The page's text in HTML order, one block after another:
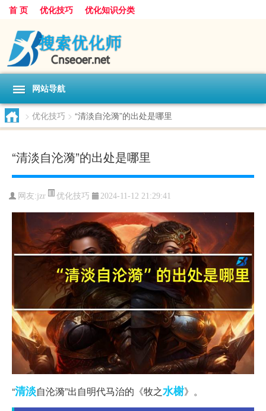
首 页 优化技巧 优化知识分类
网站导航
> 优化技巧 > “清淡自沦漪”的出处是哪里
“清淡自沦漪”的出处是哪里
网友:jzr 优化技巧 2024-11-12 21:29:41
“清淡自沦漪”出自明代马治的《牧之水榭》。